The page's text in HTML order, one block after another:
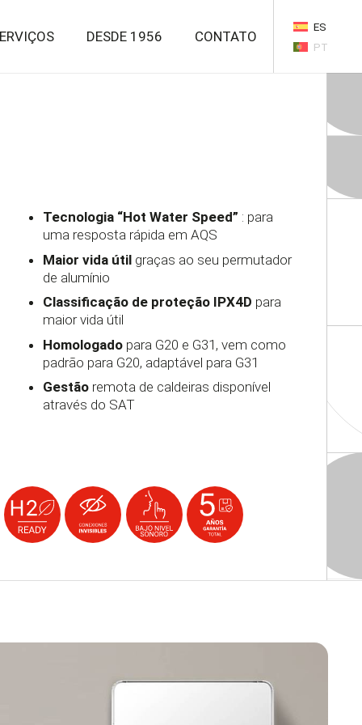
DESDE 1956 CONTATO
ES
PT
Tecnologia “Hot Water Speed” : para
uma resposta rápida em AQS
Maior vida útil graças ao seu permutador
de alumínio
Classificação de proteção IPX4D para
maior vida útil
Homologado para G20 e G31, vem como
padrão para G20, adaptável para G31
Gestão remota de caldeiras disponível
através do SAT